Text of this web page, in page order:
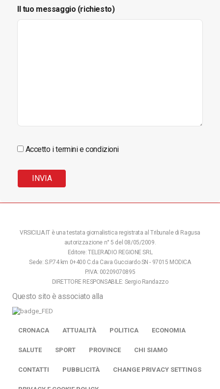
Il tuo messaggio (richiesto)
Accetto i termini e condizioni
VRSICILIA.IT è una testata giornalistica registrata al Tribunale di Ragusa
autorizzazione n° 5 del 08/05/2009.
Editore: TELERADIO REGIONE SRL
Sede: S.P.74 km 0+400 C.da Cava Gucciardo SN - 97015 MODICA
P.IVA: 00209070895
DIRETTORE RESPONSABILE: Sergio Randazzo
Questo sito è associato alla
CRONACA ATTUALITÀ POLITICA ECONOMIA
SALUTE SPORT PROVINCE CHI SIAMO
CONTATTI PUBBLICITÀ CHANGE PRIVACY SETTINGS